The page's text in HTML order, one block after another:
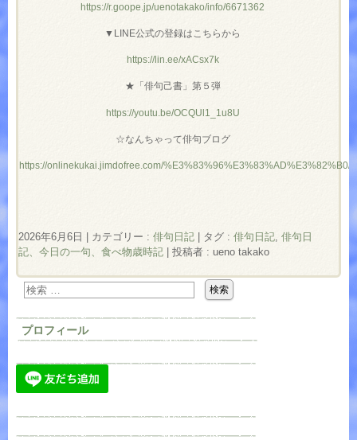
https://r.goope.jp/uenotakako/info/6671362
▼LINE公式の登録はこちらから
https://lin.ee/xACsx7k
★「俳句己書」第５弾
https://youtu.be/OCQUl1_1u8U
☆なんちゃって俳句ブログ
https://onlinekukai.jimdofree.com/%E3%83%96%E3%83%AD%E3%82%B0/
2026年6月6日 カテゴリー : 俳句日記 タグ : 俳句日記, 俳句日
記、今日の一句、食べ物歳時記
投稿者 : ueno takako
プロフィール